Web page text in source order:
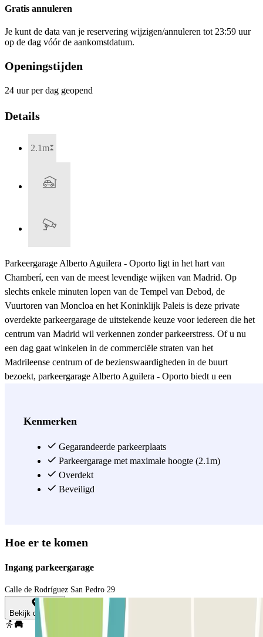
Gratis annuleren
Je kunt de data van je reservering wijzigen/annuleren tot 23:59 uur
op de dag vóór de aankomstdatum.
Openingstijden
24 uur per dag geopend
Details
2.1m
Parkeergarage Alberto Aguilera - Oporto ligt in het hart van
Chamberí, een van de meest levendige wijken van Madrid. Op
slechts enkele minuten lopen van de Tempel van Debod, de
Vuurtoren van Moncloa en het Koninklijk Paleis is deze private
overdekte parkeergarage de uitstekende keuze voor iedereen die het
centrum van Madrid wil verkennen zonder parkeerstress. Of u nu
een dag gaat winkelen in de commerciële straten van het
Madrileense centrum of de bezienswaardigheden in de buurt
bezoekt, parkeergarage Alberto Aguilera - Oporto biedt u een
het bovendien een uitstekende optie voor bestuurders van elektrische
plek bij parkeergarage Alberto Aguilera - Oporto op voorhand en
geniet zorgeloos van alles wat Chamberí en het centrum van Madrid
te bieden hebben.
Zie meer
Kenmerken
Gegarandeerde parkeerplaats
Parkeergarage met maximale hoogte (2.1m)
Overdekt
Beveiligd
Hoe er te komen
Ingang parkeergarage
Calle de Rodríguez San Pedro 29
Bekijk de kaart